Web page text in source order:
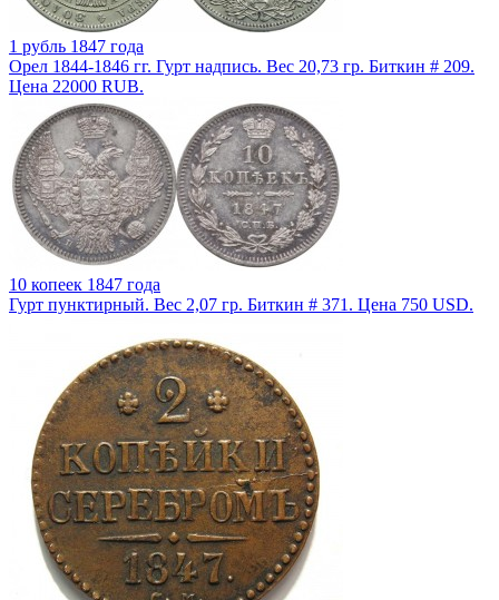
1 рубль 1847 года
Орел 1844-1846 гг. Гурт надпись. Вес 20,73 гр. Биткин # 209.
Цена 22000 RUB.
10 копеек 1847 года
Гурт пунктирный. Вес 2,07 гр. Биткин # 371. Цена 750 USD.